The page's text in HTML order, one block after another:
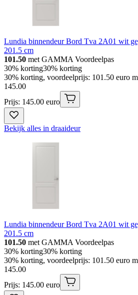
Lundia binnendeur Bord Tva 2A01 wit
201.5 cm
101.50 met GAMMA Voordeelpas
30% korting30% korting
30% korting, voordeelprijs: 101.50 euro
145.00
Prijs: 145.00 euro
Bekijk alles in draaideur
Lundia binnendeur Bord Tva 2A01 wit
201.5 cm
101.50 met GAMMA Voordeelpas
30% korting30% korting
30% korting, voordeelprijs: 101.50 euro
145.00
Prijs: 145.00 euro